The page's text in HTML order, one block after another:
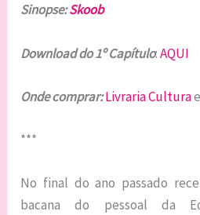
Sinopse:Skoob
Download do 1º Capítulo:AQUI
Onde comprar:Livraria Cultura
***
No final do ano passado
bacana do pessoal da